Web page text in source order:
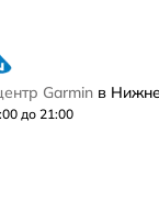
Garmin в
до 21:00